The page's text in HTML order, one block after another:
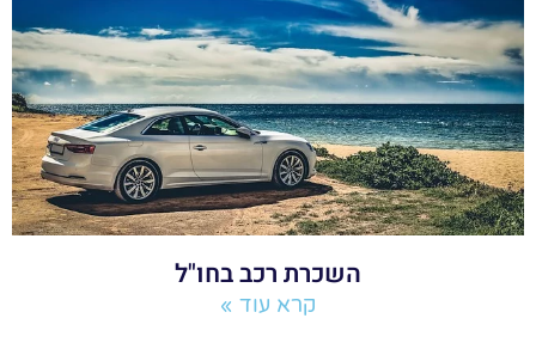
השכרת רכב בחו"ל
קרא עוד »